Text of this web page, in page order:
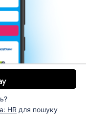
HR для пошуку
Кар’єра
використання
роботи №1 в